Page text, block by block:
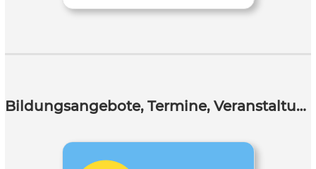
Bildungsangebote, Termine, Veranstaltungen